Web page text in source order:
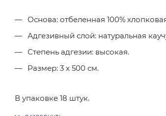
Основа: отбеленная 100%
Адгезивный слой: натуральная
Степень адгезии: высокая.
Размер: 3 х 500 см.
В упаковке 18 штук.